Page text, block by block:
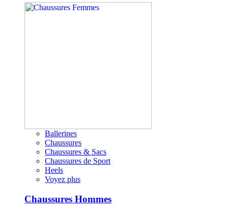
Ballerines
Chaussures
Chaussures & Sacs
Chaussures de Sport
Heels
Voyez plus
Chaussures Hommes